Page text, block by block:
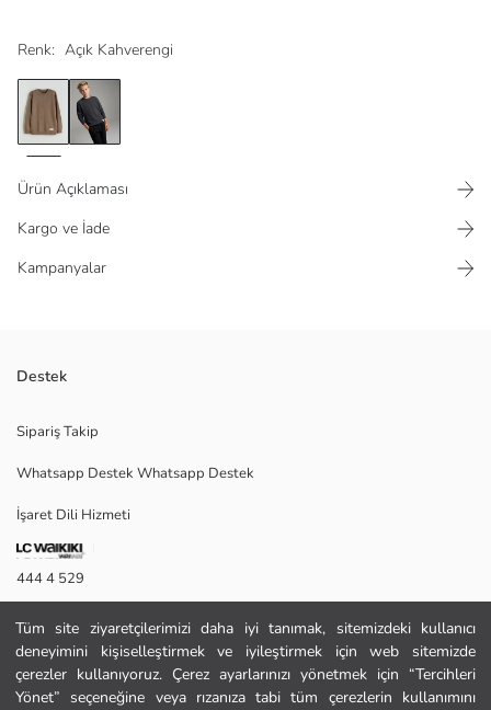
Tüm site ziyaretçilerimizi daha iyi tanımak, sitemizdeki kullanıcı
deneyimini kişiselleştirmek ve iyileştirmek için web sitemizde
çerezler kullanıyoruz. Çerez ayarlarınızı yönetmek için “Tercihleri
Yönet” seçeneğine veya rızanıza tabi tüm çerezlerin kullanımını
Renk: Açık Kahverengi
Ürün Açıklaması
Kargo ve İade
Kampanyalar
kumaştan üretilmiştir. Kol ve etek ucu ribanalıdır.
Ana Kumaş:
Menşei:
Satıcı:
Marka:
Cinsiyet:
Kalıp:
Kalınlık:
Destek
Sipariş Takip
Whatsapp Destek Whatsapp Destek
İşaret Dili Hizmeti
444 4 529
İletişim Formu
444 4 529